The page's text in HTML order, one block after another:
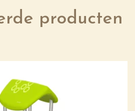
producten